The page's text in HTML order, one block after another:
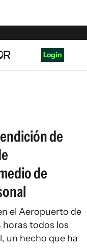
Login
de
de
el Aeropuerto de
horas todos los
un hecho que ha